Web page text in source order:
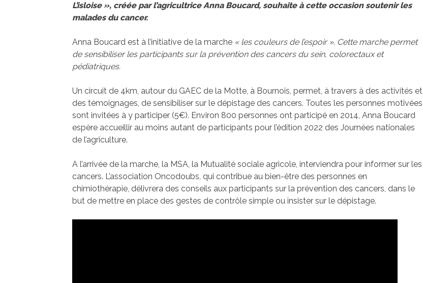
L’isloise », créée par l’agricultrice Anna Boucard, souhaite à cette occasion soutenir les
malades du cancer.
Anna Boucard est à l’initiative de la marche « les couleurs de l’espoir ». Cette marche permet
de sensibiliser les participants sur la prévention des cancers du sein, colorectaux et
pédiatriques.
Un circuit de 4km, autour du GAEC de la Motte, à Bournois, permet, à travers à des activités et
des témoignages, de sensibiliser sur le dépistage des cancers. Toutes les personnes motivées
sont invitées à y participer (5€). Environ 800 personnes ont participé en 2014, Anna Boucard
espère accueillir au moins autant de participants pour l’édition 2022 des Journées nationales
de l’agriculture.
A l’arrivée de la marche, la MSA, la Mutualité sociale agricole, interviendra pour informer sur les
cancers. L’association Oncodoubs, qui contribue au bien-être des personnes en
chimiothérapie, délivrera des conseils aux participants sur la prévention des cancers, dans le
but de mettre en place des gestes de contrôle simple ou insister sur le dépistage.